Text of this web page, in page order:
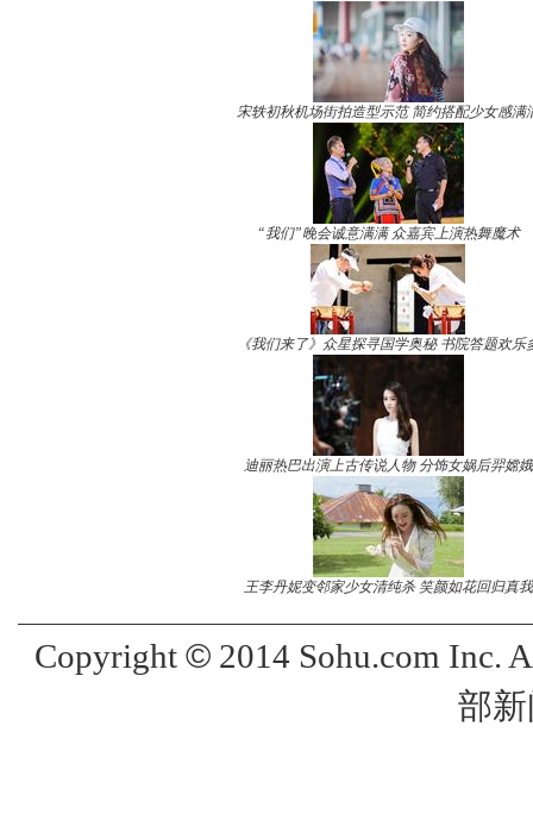
宋轶初秋机场街拍造型示范 简约搭配少女感满
“我们”晚会诚意满满 众嘉宾上演热舞魔术
《我们来了》众星探寻国学奥秘 书院答题欢乐
迪丽热巴出演上古传说人物 分饰女娲后羿嫦娥
王李丹妮变邻家少女清纯杀 笑颜如花回归真我
Copyright ©2014 Sohu.com Inc.
部